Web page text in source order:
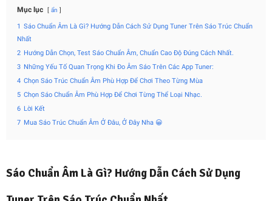
Mục lục ẩn
1 Sáo Chuẩn Âm Là Gì? Hướng Dẫn Cách Sử Dụng Tuner Trên Sáo Trúc Chuẩn
Nhất
2 Hướng Dẫn Chọn, Test Sáo Chuẩn Âm, Chuẩn Cao Độ Đúng Cách Nhất.
3 Những Yếu Tố Quan Trọng Khi Đo Âm Sáo Trên Các App Tuner:
4 Chọn Sáo Trúc Chuẩn Âm Phù Hợp Để Chơi Theo Từng Mùa
5 Chọn Sáo Chuẩn Âm Phù Hợp Để Chơi Từng Thể Loại Nhạc.
6 Lời Kết
7 Mua Sáo Trúc Chuẩn Âm Ở Đâu, Ở Đây Nha 😀
Sáo Chuẩn Âm Là Gì? Hướng Dẫn Cách Sử Dụng